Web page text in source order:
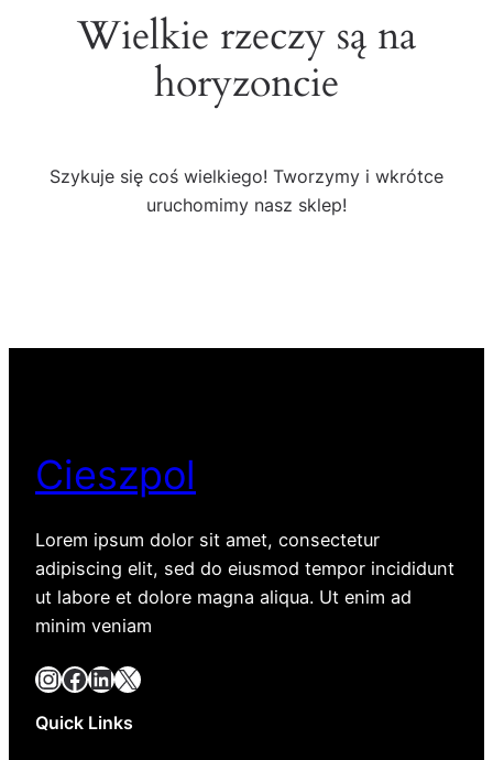
Wielkie rzeczy są na
horyzoncie
Szykuje się coś wielkiego! Tworzymy i wkrótce
uruchomimy nasz sklep!
Cieszpol
Lorem ipsum dolor sit amet, consectetur
adipiscing elit, sed do eiusmod tempor incididunt
ut labore et dolore magna aliqua. Ut enim ad
minim veniam
InstagramFacebook LinkedIn X
Quick Links